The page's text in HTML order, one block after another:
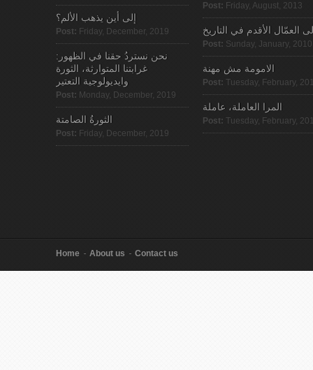
إلى أين يذهب الألم؟
Post: Friday, December, 2019
نحن نستردُ حقنا في الظهور:
غرابتنا المتوارثة، الثورة
وايديولوجية التعتير
Post: Monday, December, 2019
الثورةُ الصامتة
Post: Friday, December, 2019
Post: Friday, August, 2013
العمّال الأقدم في التاريخ
Post: Sunday, January, 2010
الامومة مش مهنة
Post: Tuesday, February,
المرا العاملة، عاملة
Post: Tuesday, February,
Home About us Contact us